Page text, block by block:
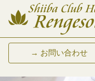
→ お問い合わせ